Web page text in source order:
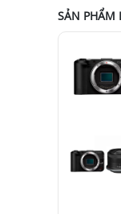
SẢN PHẨM